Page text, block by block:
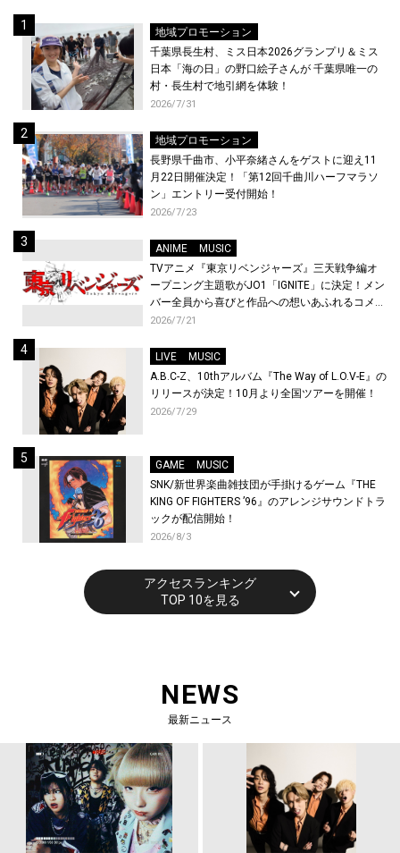
地域プロモーション
千葉県長生村、ミス日本2026グランプリ＆ミス
日本「海の日」の野口絵子さんが 千葉県唯一の
村・長生村で地引網を体験！
2026/7/31
地域プロモーション
長野県千曲市、小平奈緒さんをゲストに迎え11
月22日開催決定！「第12回千曲川ハーフマラソ
ン」エントリー受付開始！
2026/7/23
ANIME
MUSIC
TVアニメ『東京リベンジャーズ』三天戦争編オ
ープニング主題歌がJO1「IGNITE」に決定！メン
バー全員から喜びと作品への想いあふれるコメン
トが到着！9月に東京・大阪で先行上映会を開
2026/7/21
LIVE
MUSIC
A.B.C-Z、10thアルバム『The Way of L.O.V-E』の
リリースが決定！10月より全国ツアーを開催！
2026/7/29
GAME
MUSIC
SNK/新世界楽曲雑技団が手掛けるゲーム『THE
KING OF FIGHTERS ’96』のアレンジサウンドトラ
ックが配信開始！
2026/8/3
アクセスランキング
TOP 10を見る
NEWS
最新ニュース